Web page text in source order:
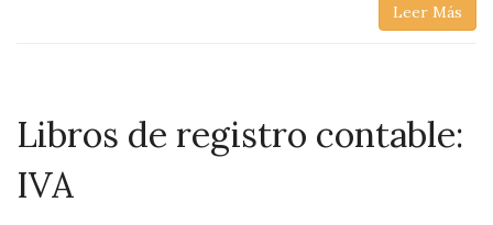
Leer Más
Libros de registro contable:
IVA